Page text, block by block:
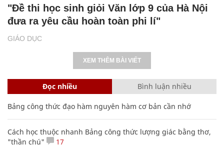
GIÁO DỤC
"Đề thi học sinh giỏi Văn lớp 9 của Hà Nội
đưa ra yêu cầu hoàn toàn phi lí"
XEM THÊM BÀI VIẾT
Đọc nhiều Bình luận nhiều
Bảng công thức đạo hàm nguyên hàm cơ bản cần nhớ
Cách học thuộc nhanh Bảng công thức lượng giác bằng thơ,
"thần chú"
17